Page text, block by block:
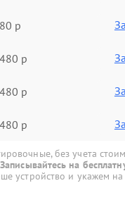
р
р
р
р
без учета
Записывайтесь на
устройство и укажем на